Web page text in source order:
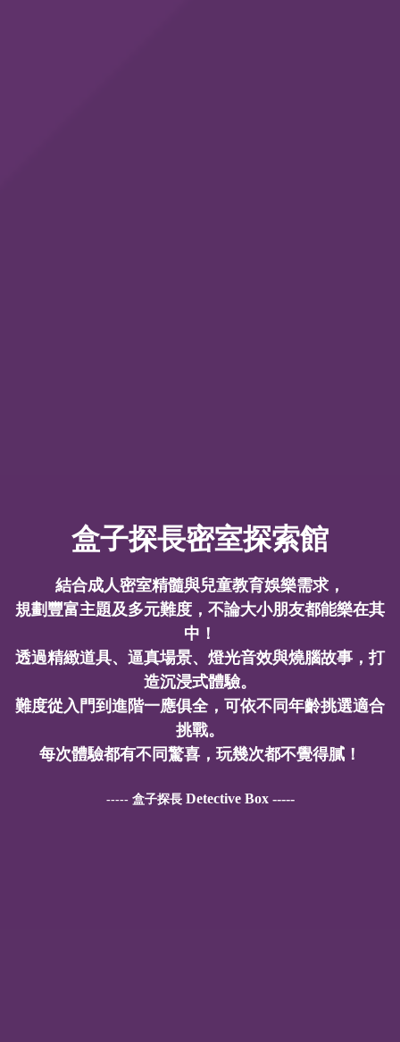
盒子探長密室探索館
結合成人密室精髓與兒童教育娛樂需求，
規劃豐富主題及多元難度，不論大小朋友都能樂在其
中！
透過精緻道具、逼真場景、燈光音效與燒腦故事，打
造沉浸式體驗。
難度從入門到進階一應俱全，可依不同年齡挑選適合
挑戰。
每次體驗都有不同驚喜，玩幾次都不覺得膩！
----- 盒子探長 Detective Box -----